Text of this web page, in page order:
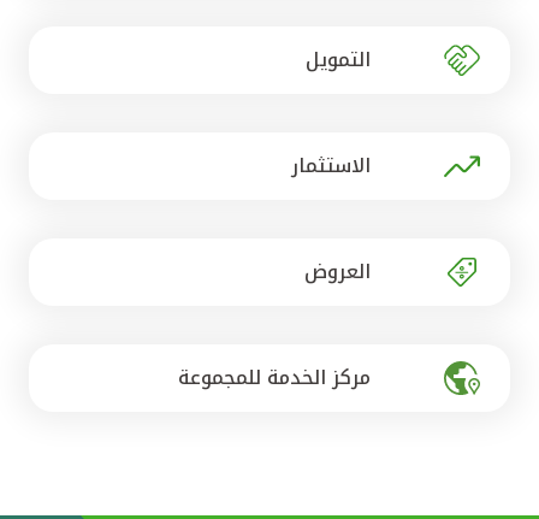
مصر
التمويل
الاستثمار
العروض
مركز الخدمة للمجموعة